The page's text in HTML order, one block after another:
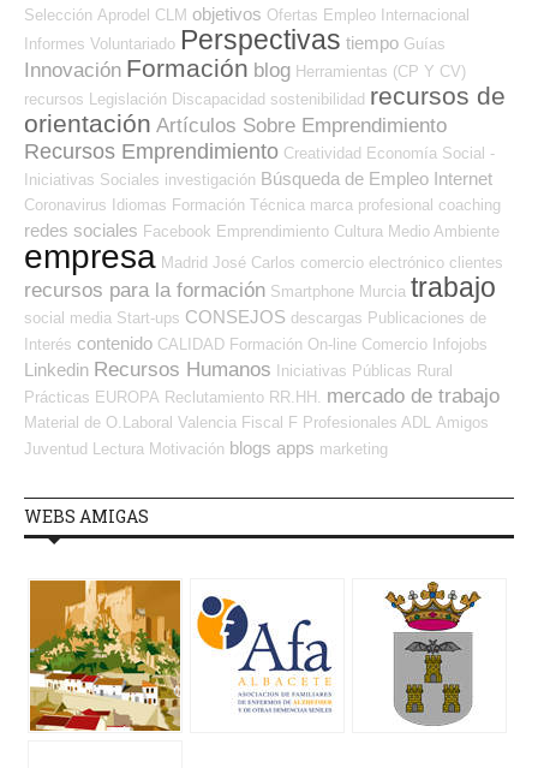
Selección Aprodel CLM objetivos Ofertas Empleo Internacional
Informes Voluntariado Perspectivas tiempo Guías
Innovación Formación blog Herramientas (CP Y CV)
recursos Legislación Discapacidad sostenibilidad recursos de
orientación Artículos Sobre Emprendimiento
Recursos Emprendimiento Creatividad Economía Social -
Iniciativas Sociales investigación Búsqueda de Empleo Internet
Coronavirus Idiomas Formación Técnica marca profesional coaching
redes sociales Facebook Emprendimiento Cultura Medio Ambiente
empresa Madrid José Carlos comercio electrónico clientes
recursos para la formación Smartphone Murcia trabajo
social media Start-ups CONSEJOS descargas Publicaciones de
Interés contenido CALIDAD Formación On-line Comercio Infojobs
Linkedin Recursos Humanos Iniciativas Públicas Rural
Prácticas EUROPA Reclutamiento RR.HH. mercado de trabajo
Material de O.Laboral Valencia Fiscal F Profesionales ADL
Amigos
Juventud Lectura Motivación blogs apps marketing
WEBS AMIGAS